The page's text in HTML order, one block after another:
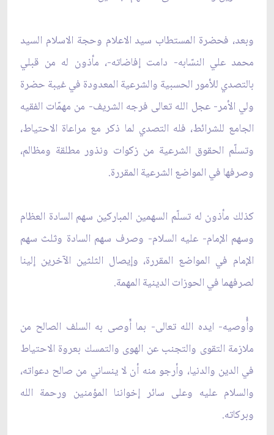
وبعد، فحضرة المستطاب سيد الاعلام وحجة الاسلام السيد
محمد علي النسّابه- دامت إفاضاته-، مأذون له من قبلي
بالتصدي للأمور الحسبية والشرعية المعدودة في غيبة حضرة
ولي الأمر- عجل الله تعالى فرجه الشريف- من مهمّات الفقيه
الجامع للشرائط، فله التصدي لما ذكر مع مراعاة الاحتياط،
وتسلّم الحقوق الشرعية من زكوات ونذور مطلقة ومظالم،
وصرفها في المواضع الشرعية المقررة.
كذلك مأذون له تسلّم السهمين المباركين سهم السادة العظام
وسهم الإمام- عليه السلام- وصرف سهم السادة وثلث سهم
الإمام في المواضع المقررة، وإيصال الثلثين الآخرين إلينا
لصرفهما في الحوزات الدينية المهمة.
وأُوصيه- ايده الله تعالى- بما أَوصى به السلف الصالح من
ملازمة التقوى والتجنب عن الهوى والتمسك بعروة الاحتياط
في الدين والدنيا، وأرجو منه أن لا ينساني من صالح دعواته،
والسلام عليه وعلى سائر إخواننا المؤمنين ورحمة الله
وبركاته.